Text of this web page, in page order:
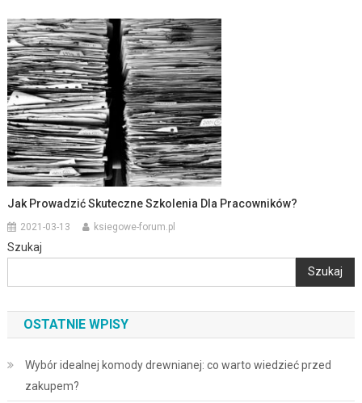
Jak Prowadzić Skuteczne Szkolenia Dla Pracowników?
2021-03-13 ksiegowe-forum.pl
Szukaj
Szukaj
OSTATNIE WPISY
Wybór idealnej komody drewnianej: co warto wiedzieć przed
zakupem?